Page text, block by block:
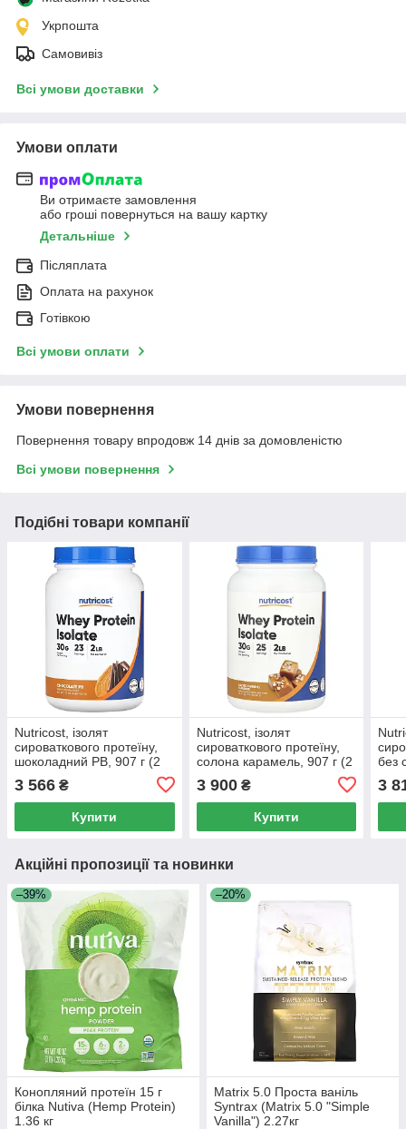
Укрпошта
Самовивіз
Всі умови доставки
Умови оплати
Ви отримаєте замовлення
або гроші повернуться на вашу картку
Детальніше
Післяплата
Оплата на рахунок
Готівкою
Всі умови оплати
Умови повернення
Повернення товару впродовж 14 днів за домовленістю
Всі умови повернення
Подібні товари компанії
Nutricost, ізолят
сироваткового протеїну,
шоколадний PB, 907 г (2
3 566 ₴
Купити
Nutricost, ізолят
сироваткового протеїну,
солона карамель, 907 г (2
3 900₴
Купити
без
3
Акційні пропозиції та новинки
–39%
Конопляний протеїн 15 г
білка Nutiva (Hemp Protein)
1.36 кг
–20%
Matrix 5.0 Проста ваніль
Syntrax (Matrix 5.0 "Simple
Vanilla") 2.27кг